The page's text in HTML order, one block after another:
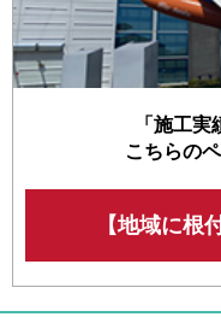
「施工実
こちらの
【地域に根